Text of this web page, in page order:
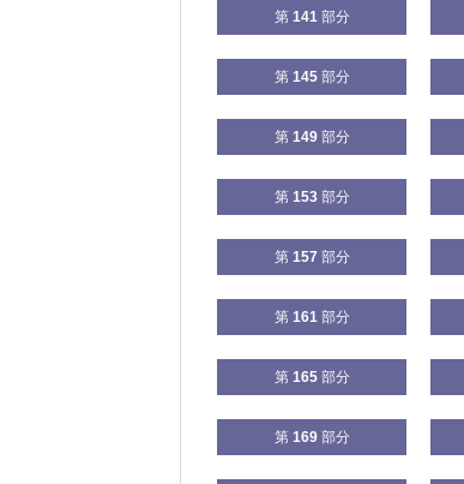
第 141部分
第 145部分
第 149部分
第 153部分
第 157 部分
第 161部分
第 165部分
第 169部分